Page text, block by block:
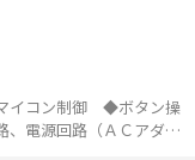
イコン制御 ◆ボタン操
電源回路（ＡＣアダプ